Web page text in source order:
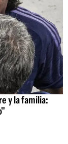
y la familia: